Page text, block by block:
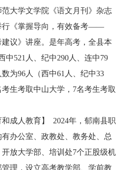
大学文学院《语文月刊》杂志
行《掌握导向，有效备考——
议》讲座。是年高考，全县本
中521人、纪中290人、连中79
为96人（西中61人、纪中33
生考取中山大学，7名考生考取
人教育】 2024年，郁南县职
办公室、政教处、教务处、总
放大学部、培训处7个正股级机
理，设立高考教学部、学前教